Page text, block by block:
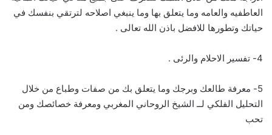
العاطفيه والعامه وما يتعلق بها وما ينبغي اصلاحه لترتقي بنفسك في
حياتك وتطورها للافضل باذن الله تعالى .
4- تفسير الاحلام والرئى .
5- معرفة طالعك وبرجك وما يتعلق بك من صفات وطباع من خلال
التحليل الفلكي لــ الشيخ الروحاني المغربي ومعرفة خصائصك ومن
تحب